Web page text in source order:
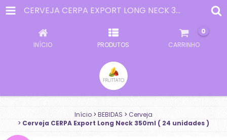
CERVEJA CERPA EXPORT LONG NECK 350ML ( 24 UNIDADES )
INÍCIO PRODUTOS CARRINHO
0
Início > BEBIDAS > Cerveja
> Cerveja CERPA Export Long Neck 350ml ( 24 unidades )